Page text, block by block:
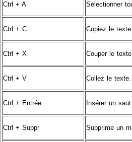
Ctrl + A Sélectionner
Ctrl + C Copiez le
Ctrl + X Couper le
Ctrl + V Collez le texte.
Ctrl + Entrée Insérer un
Ctrl + Suppr Supprime un